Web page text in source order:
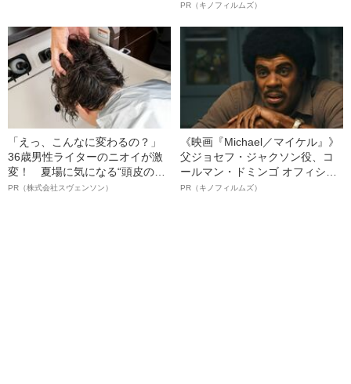
ボ》
PR（キノフィルムズ）
「えっ、こんなに変わるの？」
36歳男性ライターのニオイが激
変！ 夏場に気になる“頭皮のニ
オイ”や“ベタつき”を解消す
PR（株式会社スヴェンソン）
《映画『Michael／マイケル』》
父ジョセフ・ジャクソン役、コ
ールマン・ドミンゴ オフィシャ
ルインタビュー“観客を魅了した
PR（キノフィルムズ）